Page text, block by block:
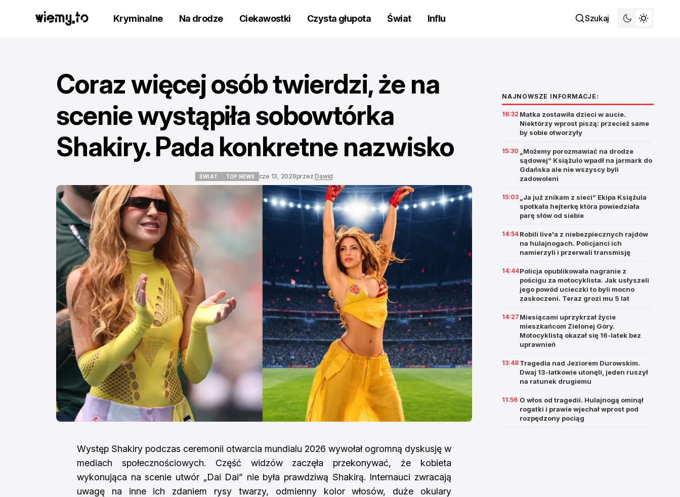
Kryminalne Na drodze Ciekawostki Czysta głupota Świat Influ Szukaj
Coraz więcej osób twierdzi, że na
scenie wystąpiła sobowtórka
Shakiry. Pada konkretne nazwisko
ŚWIAT TOP NEWS cze 13, 2026przez Dawid
Występ Shakiry podczas ceremonii otwarcia mundialu 2026 wywołał ogromną dyskusję w
mediach społecznościowych. Część widzów zaczęła przekonywać, że kobieta
wykonująca na scenie utwór „Dai Dai” nie była prawdziwą Shakirą. Internauci zwracają
uwagę na inne ich zdaniem rysy twarzy, odmienny kolor włosów, duże okulary
NAJNOWSZE INFORMACJE:
16:32 Matka zostawiła dzieci w aucie.
Niektórzy wprost piszą: przecież same
by sobie otworzyły
15:30
„Możemy porozmawiać na drodze
sądowej” Książulo wpadł na jarmark do
Gdańska ale nie wszyscy byli
zadowoleni
15:03
„Ja już znikam z sieci” Ekipa Książula
spotkała hejterkę która powiedziała
parę słów od siebie
14:54 Robili live'a z niebezpiecznych rajdów
na hulajnogach. Policjanci ich
namierzyli i przerwali transmisję
14:44Policja opublikowała nagranie z
pościgu za motocyklista. Jak usłyszeli
jego powód ucieczki to byli mocno
zaskoczeni. Teraz grozi mu 5 lat
14:27 Miesiącami uprzykrzał życie
mieszkańcom Zielonej Góry.
Motocyklistą okazał się 16-latek bez
uprawnień
13:48 Tragedia nad Jeziorem Durowskim.
Dwaj 13-latkowie utonęli, jeden ruszył
na ratunek drugiemu
11:56 O włos od tragedii. Hulajnogą ominął
rogatki i prawie wjechał wprost pod
rozpędzony pociąg